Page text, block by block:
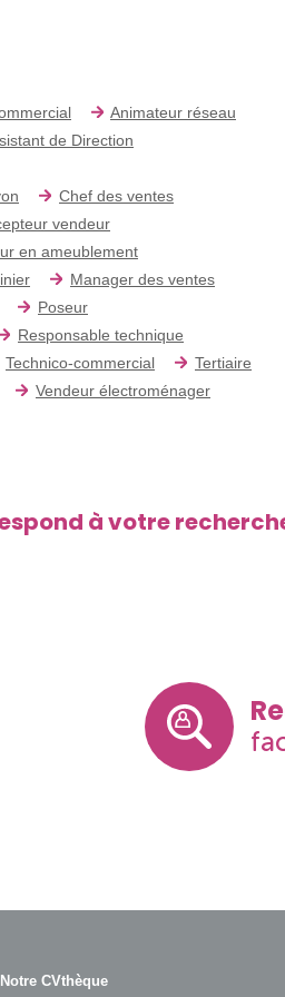
Animateur réseau
de Direction
Chef des ventes
vendeur
en ameublement
Manager des ventes
Poseur
Responsable technique
Technico-commercial
Tertiaire
Vendeur électroménager
à votre
Notre CVthèque